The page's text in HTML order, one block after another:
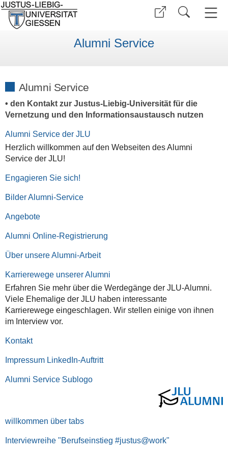
Alumni Service
Alumni Service
• den Kontakt zur Justus-Liebig-Universität für die
Vernetzung und den Informationsaustausch nutzen
Alumni Service der JLU
Herzlich willkommen auf den Webseiten des Alumni
Service der JLU!
Engagieren Sie sich!
Bilder Alumni-Service
Angebote
Alumni Online-Registrierung
Über unsere Alumni-Arbeit
Karrierewege unserer Alumni
Erfahren Sie mehr über die Werdegänge der JLU-Alumni.
Viele Ehemalige der JLU haben interessante
Karrierewege eingeschlagen. Wir stellen einige von ihnen
im Interview vor.
Kontakt
Impressum LinkedIn-Auftritt
Alumni Service Sublogo
willkommen über tabs
Interviewreihe "Berufseinstieg #justus@work"